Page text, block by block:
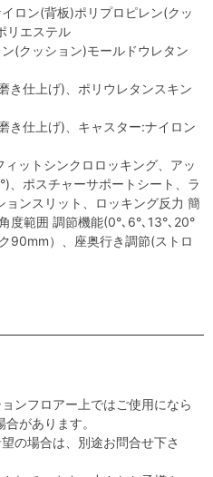
ロン(背板)ポリプロピレン(クッ
リエステル
(クッション)モールドウレタン
き仕上げ)、ポリウレタンスキン
き仕上げ)、キャスター:ナイロン
ットシンクロロッキング、アッ
、ポスチャーサポートシート、ラ
ンスリット、ロッキング反力 簡
度範囲 調節機能(0°､6°､13°､20°
90mm）、座奥行き調節(ストロ
ンフロアー上ではご使用になら
があります。
の場合は、別途お問合せ下さ